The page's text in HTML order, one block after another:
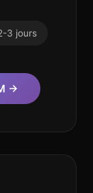
3 jours
→